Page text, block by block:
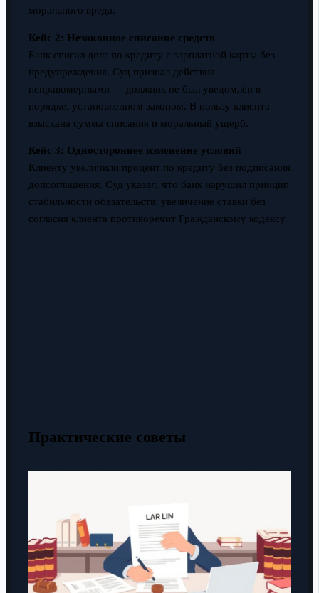
морального вреда.
Кейс 2: Незаконное списание средств
Банк списал долг по кредиту с зарплатной карты без
предупреждения. Суд признал действия
неправомерными — должник не был уведомлён в
порядке, установленном законом. В пользу клиента
взыскана сумма списания и моральный ущерб.
Кейс 3: Одностороннее изменение условий
Клиенту увеличили процент по кредиту без подписания
допсоглашения. Суд указал, что банк нарушил принцип
стабильности обязательств: увеличение ставки без
согласия клиента противоречит Гражданскому кодексу.
Практические советы